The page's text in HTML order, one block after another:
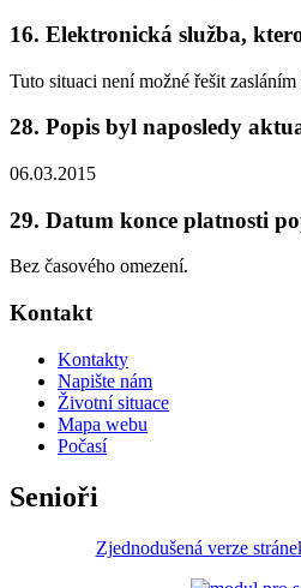
16. Elektronická služba,
Tuto situaci není možné řešit
28. Popis byl naposledy
06.03.2015
29. Datum konce platnosti
Bez časového omezení.
Kontakt
Kontakty
Napište nám
Životní situace
Mapa webu
Počasí
Senioři
Zjednodušená verze